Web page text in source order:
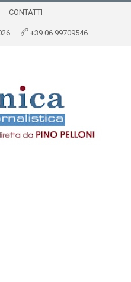
CONTATTI
+39 06 99709546